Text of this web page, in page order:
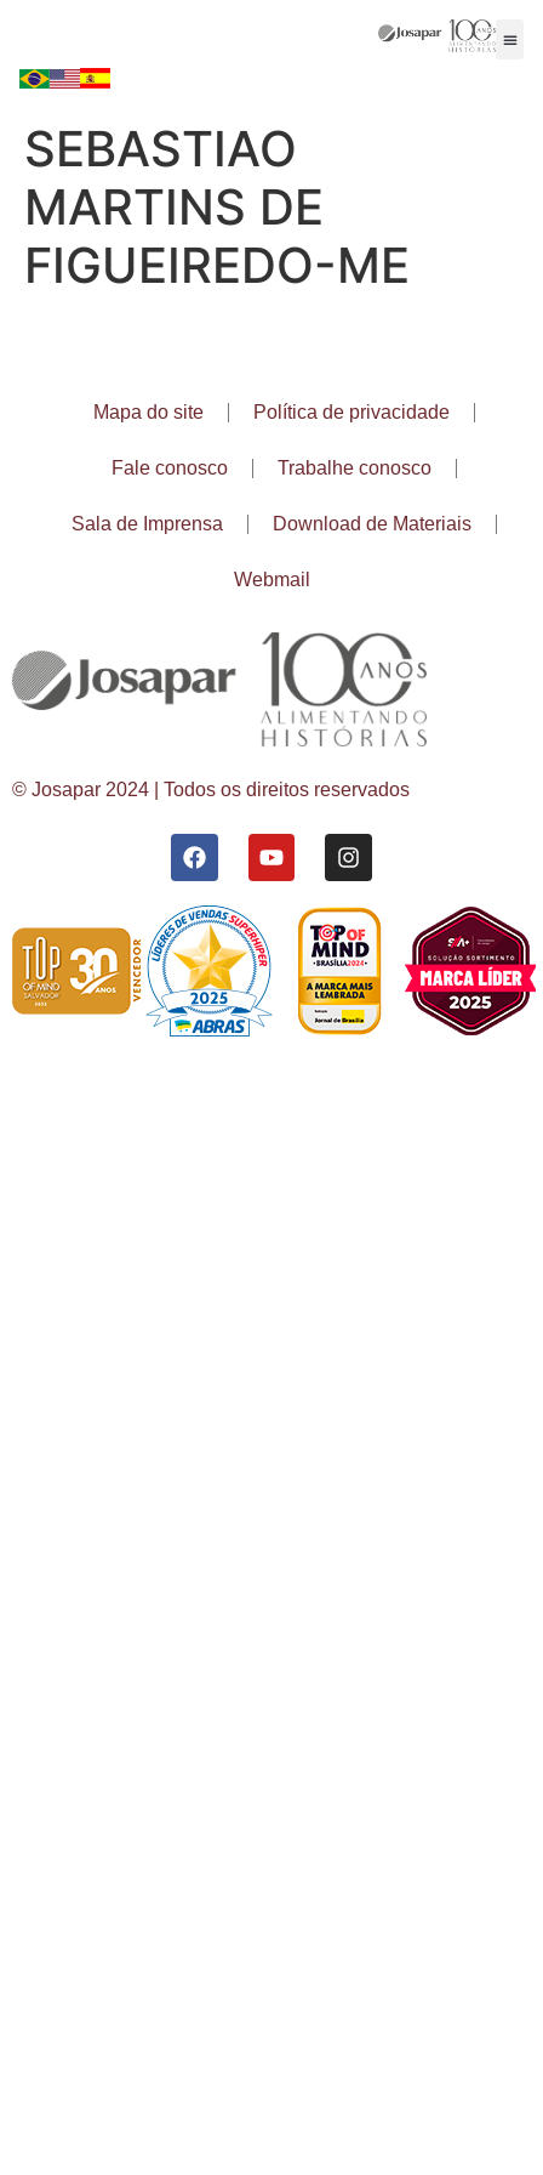
SEBASTIAO
MARTINS DE
FIGUEIREDO-ME
Mapa do site Política de privacidade
Fale conosco Trabalhe conosco
Sala de Imprensa Download de Materiais
Webmail
© Josapar 2024 | Todos os direitos reservados